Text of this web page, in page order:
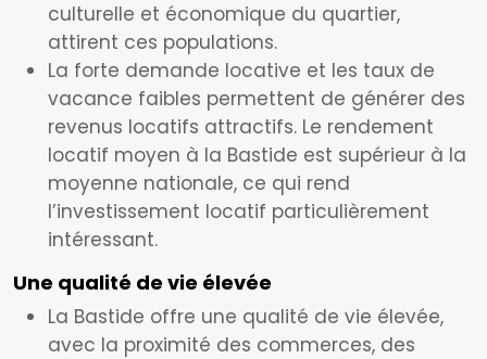
culturelle et économique du quartier,
attirent ces populations.
La forte demande locative et les taux de
vacance faibles permettent de générer des
revenus locatifs attractifs. Le rendement
locatif moyen à la Bastide est supérieur à la
moyenne nationale, ce qui rend
l’investissement locatif particulièrement
intéressant.
Une qualité de vie élevée
La Bastide offre une qualité de vie élevée,
avec la proximité des commerces, des